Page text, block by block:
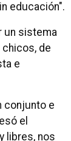
educación".
un sistema
de
e
conjunto e
el
libres, nos